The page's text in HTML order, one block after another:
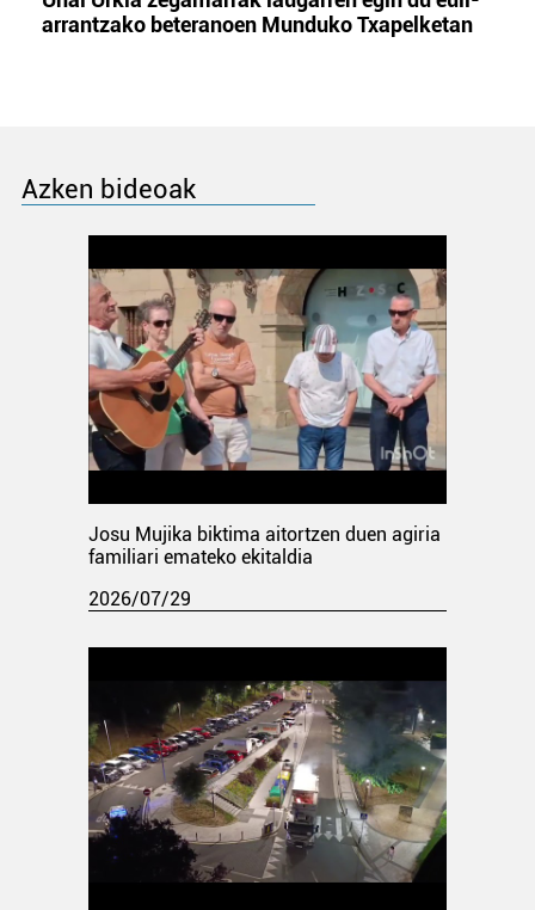
arrantzako beteranoen Munduko Txapelketan
Azken bideoak
Josu Mujika biktima aitortzen duen agiria
familiari emateko ekitaldia
2026/07/29